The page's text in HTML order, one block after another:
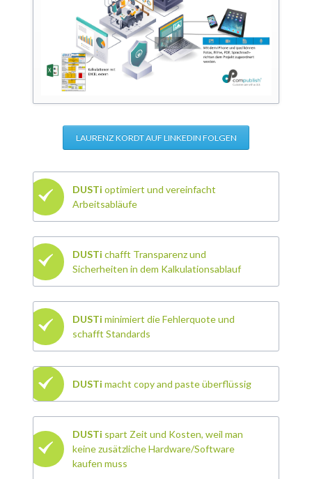
LAURENZ KORDT AUF LINKEDIN FOLGEN
DUSTi optimiert und vereinfacht
Arbeitsabläufe
DUSTi chafft Transparenz und
Sicherheiten in dem Kalkulationsablauf
DUSTi minimiert die Fehlerquote und
schafft Standards
DUSTi macht copy and paste überflüssig
DUSTi spart Zeit und Kosten, weil man
keine zusätzliche Hardware/Software
kaufen muss